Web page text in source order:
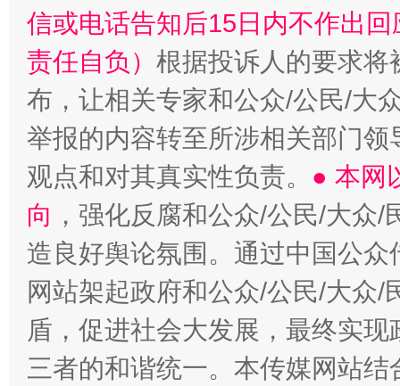
“蜀中异人”王建安的艺术幻境
信或电话告知后15日内不作出
责任自负） 根据投诉人的要求将
布，让相关专家和公众/公民/大
举报的内容转至所涉相关部门
观点和对其真实性负责。 ● 本网
向 ，强化反腐和公众/公民/大众
造良好舆论氛围。通过中国公
网站架起政府和公众/公民/大众
盾，促进社会大发展，最终实
三者的和谐统一。本传媒网站